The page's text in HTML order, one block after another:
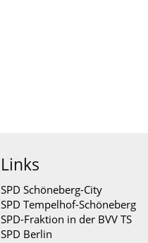
Links
SPD Schöneberg-City
SPD Tempelhof-Schöneberg
SPD-Fraktion in der BVV TS
SPD Berlin